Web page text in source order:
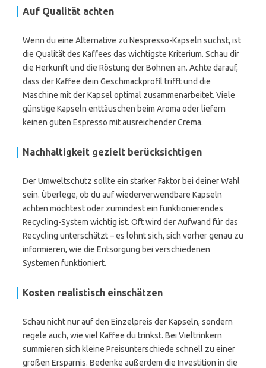
Auf Qualität achten
Wenn du eine Alternative zu Nespresso-Kapseln suchst, ist
die Qualität des Kaffees das wichtigste Kriterium. Schau dir
die Herkunft und die Röstung der Bohnen an. Achte darauf,
dass der Kaffee dein Geschmackprofil trifft und die
Maschine mit der Kapsel optimal zusammenarbeitet. Viele
günstige Kapseln enttäuschen beim Aroma oder liefern
keinen guten Espresso mit ausreichender Crema.
Nachhaltigkeit gezielt berücksichtigen
Der Umweltschutz sollte ein starker Faktor bei deiner Wahl
sein. Überlege, ob du auf wiederverwendbare Kapseln
achten möchtest oder zumindest ein funktionierendes
Recycling-System wichtig ist. Oft wird der Aufwand für das
Recycling unterschätzt – es lohnt sich, sich vorher genau zu
informieren, wie die Entsorgung bei verschiedenen
Systemen funktioniert.
Kosten realistisch einschätzen
Schau nicht nur auf den Einzelpreis der Kapseln, sondern
regele auch, wie viel Kaffee du trinkst. Bei Vieltrinkern
summieren sich kleine Preisunterschiede schnell zu einer
großen Ersparnis. Bedenke außerdem die Investition in die